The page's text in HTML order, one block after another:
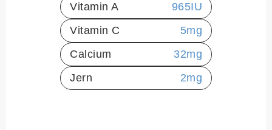
Vitamin A
965IU
Vitamin C
5mg
Calcium
32mg
Jern
2mg